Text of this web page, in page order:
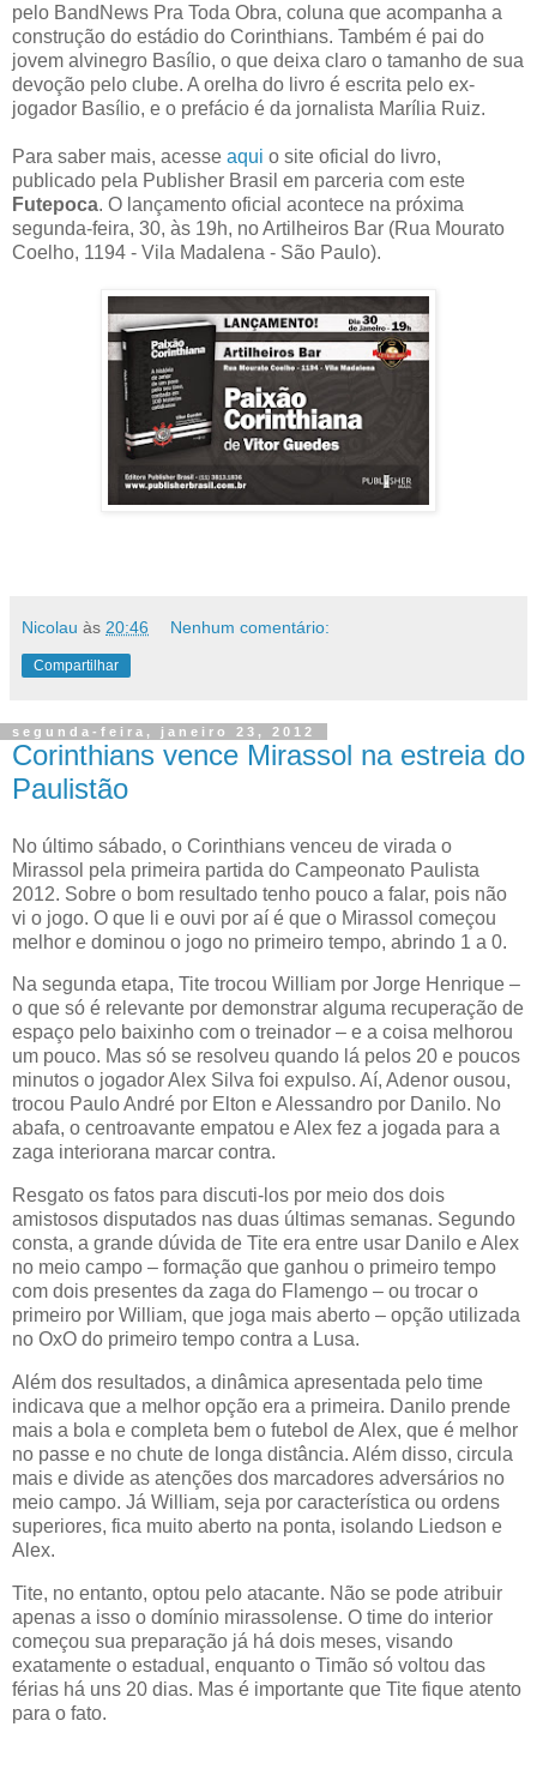
pelo BandNews Pra Toda Obra, coluna que acompanha a
construção do estádio do Corinthians. Também é pai do
jovem alvinegro Basílio, o que deixa claro o tamanho de sua
devoção pelo clube. A orelha do livro é escrita pelo ex-
jogador Basílio, e o prefácio é da jornalista Marília Ruiz.
Para saber mais, acesse aqui o site oficial do livro,
publicado pela Publisher Brasil em parceria com este
Futepoca. O lançamento oficial acontece na próxima
segunda-feira, 30, às 19h, no Artilheiros Bar (Rua Mourato
Coelho, 1194 - Vila Madalena - São Paulo).
Nicolau às 20:46 Nenhum comentário:
Compartilhar
segunda-feira, janeiro 23, 2012
Corinthians vence Mirassol na estreia do
Paulistão
No último sábado, o Corinthians venceu de virada o
Mirassol pela primeira partida do Campeonato Paulista
2012. Sobre o bom resultado tenho pouco a falar, pois não
vi o jogo. O que li e ouvi por aí é que o Mirassol começou
melhor e dominou o jogo no primeiro tempo, abrindo 1 a 0.
Na segunda etapa, Tite trocou William por Jorge Henrique –
o que só é relevante por demonstrar alguma recuperação de
espaço pelo baixinho com o treinador – e a coisa melhorou
um pouco. Mas só se resolveu quando lá pelos 20 e poucos
minutos o jogador Alex Silva foi expulso. Aí, Adenor ousou,
trocou Paulo André por Elton e Alessandro por Danilo. No
abafa, o centroavante empatou e Alex fez a jogada para a
zaga interiorana marcar contra.
Resgato os fatos para discuti-los por meio dos dois
amistosos disputados nas duas últimas semanas. Segundo
consta, a grande dúvida de Tite era entre usar Danilo e Alex
no meio campo – formação que ganhou o primeiro tempo
com dois presentes da zaga do Flamengo – ou trocar o
primeiro por William, que joga mais aberto – opção utilizada
no OxO do primeiro tempo contra a Lusa.
Além dos resultados, a dinâmica apresentada pelo time
indicava que a melhor opção era a primeira. Danilo prende
mais a bola e completa bem o futebol de Alex, que é melhor
no passe e no chute de longa distância. Além disso, circula
mais e divide as atenções dos marcadores adversários no
meio campo. Já William, seja por característica ou ordens
superiores, fica muito aberto na ponta, isolando Liedson e
Alex.
Tite, no entanto, optou pelo atacante. Não se pode atribuir
apenas a isso o domínio mirassolense. O time do interior
começou sua preparação já há dois meses, visando
exatamente o estadual, enquanto o Timão só voltou das
férias há uns 20 dias. Mas é importante que Tite fique atento
para o fato.